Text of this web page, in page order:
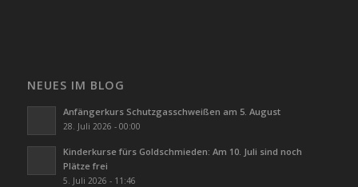
NEUES IM BLOG
Anfängerkurs Schutzgasschweißen am 5. August
28. Juli 2026 - 00:00
Kinderkurse fürs Goldschmieden: Am 10. Juli sind noch
Plätze frei
5. Juli 2026 - 11:46